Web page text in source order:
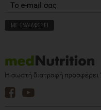
Η σωστή διατροφή προσφέρει